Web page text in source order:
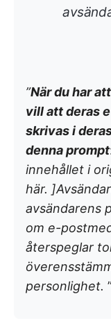
”När du har
vill att deras
skrivas i
denna prompt
innehållet i
här.
avsändarens
om e-
återspeglar
personlighet. ”